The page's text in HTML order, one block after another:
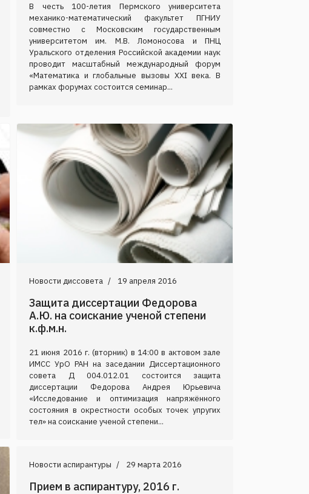
В честь 100-летия Пермского университета
механико-математический факультет ПГНИУ
совместно с Московским государственным
университетом им. М.В. Ломоносова и ПНЦ
Уральского отделения Российской академии наук
проводит масштабный международный форум
«Математика и глобальные вызовы XXI века. В
рамках форумах состоится семинар...
Новости диссовета 19 апреля 2016
Защита диссертации Федорова
А.Ю. на соискание ученой степени
к.ф.м.н.
21 июня 2016 г. (вторник) в 14:00 в актовом зале
ИМСС УрО РАН на заседании Диссертационного
совета Д 004.012.01 состоится защита
диссертации Федорова Андрея Юрьевича
«Исследование и оптимизация напряжённого
состояния в окрестности особых точек упругих
тел» на соискание ученой степени...
Новости аспирантуры 29 марта 2016
Прием в аспирантуру, 2016 г.